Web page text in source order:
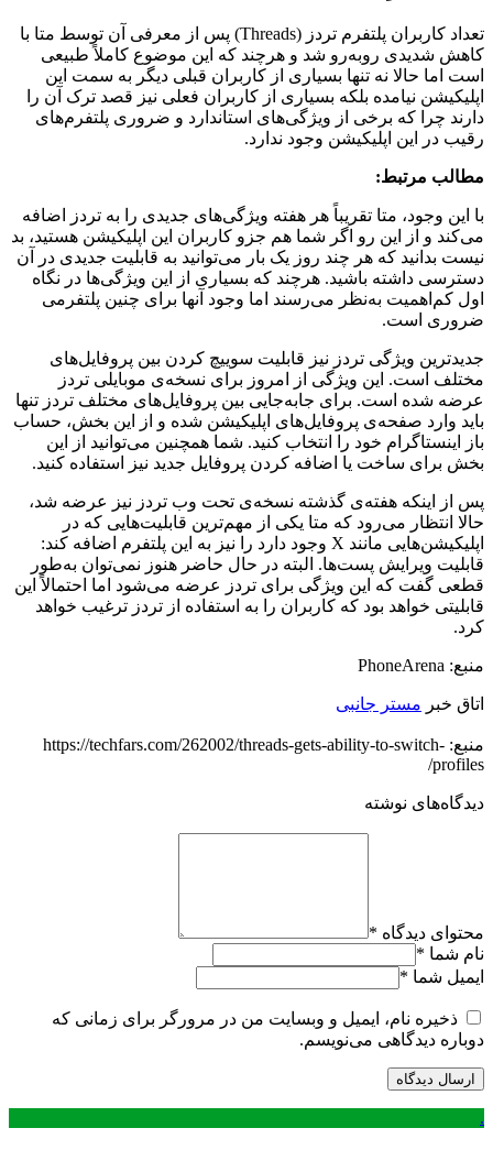
تعداد کاربران پلتفرم تردز (Threads) پس از معرفی آن توسط متا با
کاهش شدیدی روبه‌رو شد و هرچند که این موضوع کاملاً طبیعی
است اما حالا نه تنها بسیاری از کاربران قبلی دیگر به سمت این
اپلیکیشن نیامده بلکه بسیاری از کاربران فعلی نیز قصد ترک آن را
دارند چرا که برخی از ویژگی‌های استاندارد و ضروری پلتفرم‌های
رقیب در این اپلیکیشن وجود ندارد.
مطالب مرتبط:
با این وجود، متا تقریباً هر هفته ویژگی‌های جدیدی را به تردز اضافه
می‌کند و از این رو اگر شما هم جزو کاربران این اپلیکیشن هستید، بد
نیست بدانید که هر چند روز یک بار می‌توانید به قابلیت جدیدی در آن
دسترسی داشته باشید. هرچند که بسیاری از این ویژگی‌‌ها در نگاه
اول کم‌اهمیت به‌نظر می‌رسند اما وجود آنها برای چنین پلتفرمی
ضروری است.
جدیدترین ویژگی تردز نیز قابلیت سوییچ کردن بین پروفایل‌های
مختلف است. این ویژگی از امروز برای نسخه‌ی موبایلی تردز
عرضه شده است. برای جابه‌جایی بین پروفایل‌های مختلف تردز تنها
باید وارد صفحه‌ی پروفایل‌های اپلیکیشن شده و از این بخش، حساب
باز اینستاگرام خود را انتخاب کنید. شما همچنین می‌توانید از این
بخش برای ساخت یا اضافه کردن پروفایل جدید نیز استفاده کنید.
پس از اینکه هفته‌ی گذشته نسخه‌ی تحت وب تردز نیز عرضه شد،
حالا انتظار می‌رود که متا یکی از مهم‌ترین قابلیت‌هایی که در
اپلیکیشن‌هایی مانند X وجود دارد را نیز به این پلتفرم اضافه کند:
قابلیت ویرایش پست‌ها. البته در حال حاضر هنوز نمی‌توان به‌طور
قطعی گفت که این ویژگی برای تردز عرضه می‌شود اما احتمالاً این
قابلیتی خواهد بود که کاربران را به استفاده از تردز ترغیب خواهد
کرد.
منبع: PhoneArena
اتاق خبر مستر جانبی
منبع: https://techfars.com/262002/threads-gets-ability-to-switch-
profiles/
دیدگاه‌های نوشته
محتوای دیدگاه *
نام شما *
ایمیل شما *
ذخیره نام، ایمیل و وبسایت من در مرورگر برای زمانی که
دوباره دیدگاهی می‌نویسم.
.